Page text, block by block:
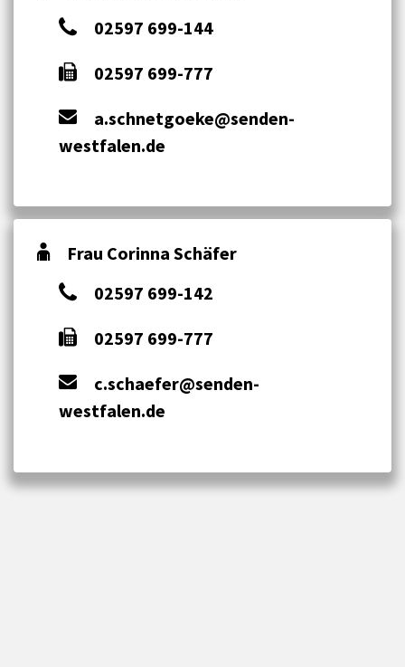
02597 699-144
02597 699-777
a.schnetgoeke@senden-
westfalen.de
Frau Corinna Schäfer
02597 699-142
02597 699-777
c.schaefer@senden-
westfalen.de